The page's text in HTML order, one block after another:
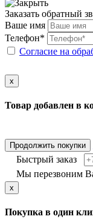
Заказать обратный
Ваше имя
Телефон*
Согласие на
x
Товар добавлен в
Продолжить покупки
Быстрый заказ
Мы перезвоним
x
Покупка в один